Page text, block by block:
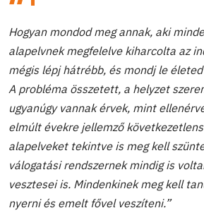
Hogyan mondod meg annak, aki
alapelvnek megfelelve kiharcolta az
mégis lépj hátrébb, és mondj le
A probléma összetett, a helyzet
ugyanúgy vannak érvek, mint
elmúlt évekre jellemző
alapelveket tekintve is meg kell
válogatási rendszernek mindig is
vesztesei is. Mindenkinek meg kell
nyerni és emelt fővel veszíteni.”